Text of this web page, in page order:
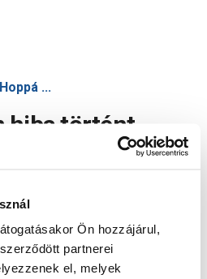
Ön hozzájárul,
partnerei
el, melyek
Hoppá ...
hiba történt
újratöltése